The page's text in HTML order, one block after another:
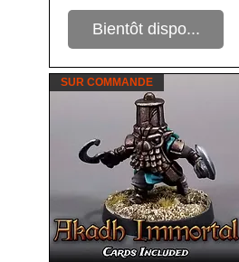
Bientôt dispo...
SUR COMMANDE